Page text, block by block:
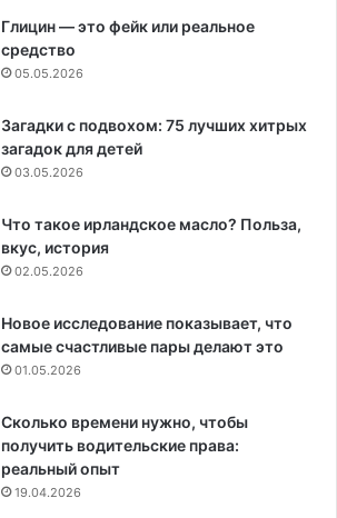
Глицин — это фейк или реальное
средство
05.05.2026
Загадки с подвохом: 75 лучших хитрых
загадок для детей
03.05.2026
Что такое ирландское масло? Польза,
вкус, история
02.05.2026
Новое исследование показывает, что
самые счастливые пары делают это
01.05.2026
Сколько времени нужно, чтобы
получить водительские права:
реальный опыт
19.04.2026